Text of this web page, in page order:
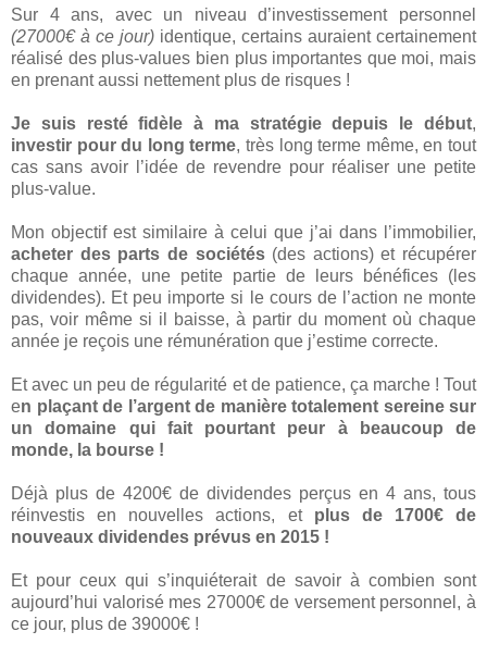
Sur 4 ans, avec un niveau d’investissement personnel
(27000€ à ce jour) identique, certains auraient certainement
réalisé des plus-values bien plus importantes que moi, mais
en prenant aussi nettement plus de risques !
Je suis resté fidèle à ma stratégie depuis le début,
investir pour du long terme, très long terme même, en tout
cas sans avoir l’idée de revendre pour réaliser une petite
plus-value.
Mon objectif est similaire à celui que j’ai dans l’immobilier,
acheter des parts de sociétés(des actions) et récupérer
chaque année, une petite partie de leurs bénéfices (les
dividendes). Et peu importe si le cours de l’action ne monte
pas, voir même si il baisse, à partir du moment où chaque
année je reçois une rémunération que j’estime correcte.
Et avec un peu de régularité et de patience, ça marche ! Tout
en plaçant de l’argent de manière totalement sereine sur
un domaine qui fait pourtant peur à beaucoup de
monde, la bourse !
Déjà plus de 4200€ de dividendes perçus en 4 ans, tous
réinvestis en nouvelles actions, et plus de 1700€ de
nouveaux dividendes prévus en 2015 !
Et pour ceux qui s’inquiéterait de savoir à combien sont
aujourd’hui valorisé mes 27000€ de versement personnel, à
ce jour, plus de 39000€ !